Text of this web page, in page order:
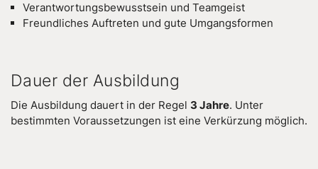
Verantwortungsbewusstsein und Teamgeist
Freundliches Auftreten und gute Umgangsformen
Dauer der Ausbildung
Die Ausbildung dauert in der Regel 3 Jahre. Unter
bestimmten Voraussetzungen ist eine Verkürzung möglich.